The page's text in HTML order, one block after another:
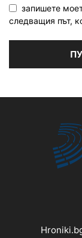
запишете
следващия път,